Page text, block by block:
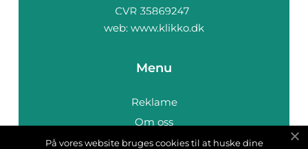
web: www.klikko.dk
Menu
Reklame
Om oss
Cookies
På vores website bruges cookies til at huske dine